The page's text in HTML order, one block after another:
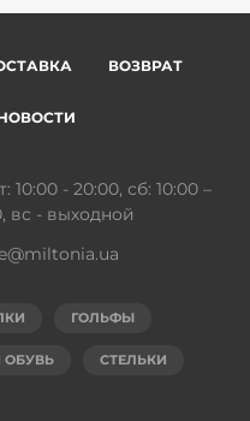
10:00 - 20:00, сб: 10:00 –
вс - выходной
ГОЛЬФЫ
ОБУВЬ СТЕЛЬКИ
ВОЗВРАТ